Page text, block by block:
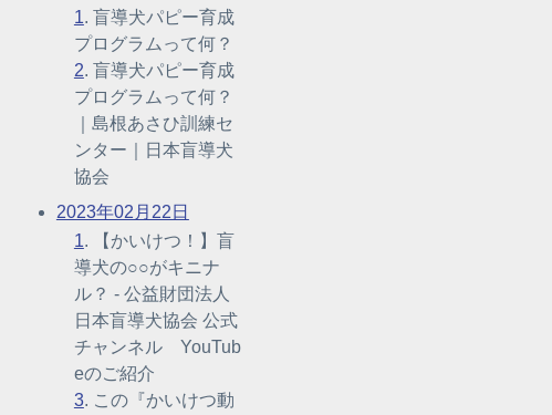
1. 盲導犬パピー育成
プログラムって何？
2. 盲導犬パピー育成
プログラムって何？
｜島根あさひ訓練セ
ンター｜日本盲導犬
協会
2023年02月22日
1. 【かいけつ！】盲
導犬の○○がキニナ
ル？ - 公益財団法人
日本盲導犬協会 公式
チャンネル YouTub
eのご紹介
3. この『かいけつ動